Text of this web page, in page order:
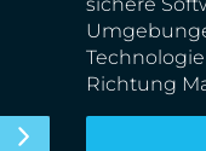
Richtung